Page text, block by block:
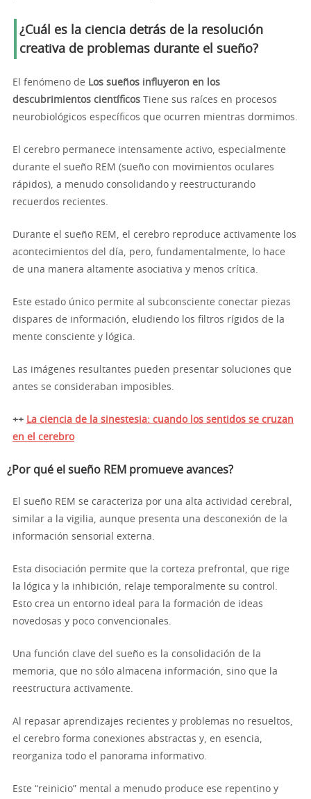
¿Cuál es la ciencia detrás de la resolución
creativa de problemas durante el sueño?
El fenómeno de Los sueños influyeron en los
descubrimientos científicos Tiene sus raíces en procesos
neurobiológicos específicos que ocurren mientras dormimos.
El cerebro permanece intensamente activo, especialmente
durante el sueño REM (sueño con movimientos oculares
rápidos), a menudo consolidando y reestructurando
recuerdos recientes.
Durante el sueño REM, el cerebro reproduce activamente los
acontecimientos del día, pero, fundamentalmente, lo hace
de una manera altamente asociativa y menos crítica.
Este estado único permite al subconsciente conectar piezas
dispares de información, eludiendo los filtros rígidos de la
mente consciente y lógica.
Las imágenes resultantes pueden presentar soluciones que
antes se consideraban imposibles.
++ La ciencia de la sinestesia: cuando los sentidos se cruzan
en el cerebro
¿Por qué el sueño REM promueve avances?
El sueño REM se caracteriza por una alta actividad cerebral,
similar a la vigilia, aunque presenta una desconexión de la
información sensorial externa.
Esta disociación permite que la corteza prefrontal, que rige
la lógica y la inhibición, relaje temporalmente su control.
Esto crea un entorno ideal para la formación de ideas
novedosas y poco convencionales.
Una función clave del sueño es la consolidación de la
memoria, que no sólo almacena información, sino que la
reestructura activamente.
Al repasar aprendizajes recientes y problemas no resueltos,
el cerebro forma conexiones abstractas y, en esencia,
reorganiza todo el panorama informativo.
Este “reinicio” mental a menudo produce ese repentino y